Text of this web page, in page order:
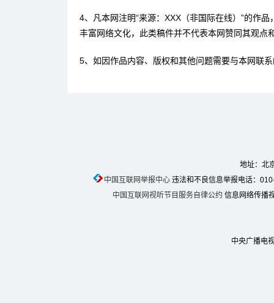
4、凡本网注明“来源：XXX（非国际在线）”的作
丰富网络文化，此类稿件并不代表本网赞同其观点
5、如因作品内容、版权和其他问题需要与本网联
地址：北
中国互联网举报中心违法和不良信息举报电话：
中国互联网视听节目服务自律公约 信息网络传播
中央广播电